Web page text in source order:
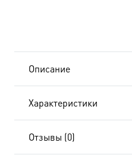
Описание
Характеристики
Отзывы (0)